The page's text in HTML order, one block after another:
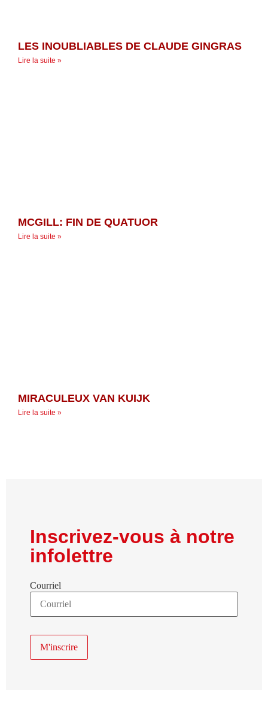
LES INOUBLIABLES DE CLAUDE GINGRAS
Lire la suite »
MCGILL: FIN DE QUATUOR
Lire la suite »
MIRACULEUX VAN KUIJK
Lire la suite »
Inscrivez-vous à notre
infolettre
Courriel